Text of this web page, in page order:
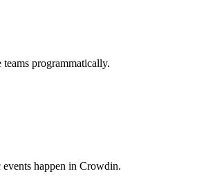
programmatically.
happen in Crowdin.